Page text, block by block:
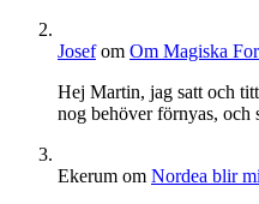
Josefom Om Magiska
Hej Martin, jag satt och
nog behöver förnyas,
Ekerum om Nordea blir